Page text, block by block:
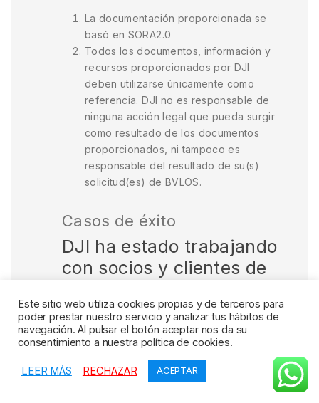
La documentación proporcionada se
basó en SORA2.0
Todos los documentos, información y
recursos proporcionados por DJI
deben utilizarse únicamente como
referencia. DJI no es responsable de
ninguna acción legal que pueda surgir
como resultado de los documentos
proporcionados, ni tampoco es
responsable del resultado de su(s)
solicitud(es) de BVLOS.
Casos de éxito
DJI ha estado trabajando
con socios y clientes de
ayudar a posibilitar la
adopción de soluciones
Dock; a continuación se
pueden ver algunos
Este sitio web utiliza cookies propias y de terceros para
poder prestar nuestro servicio y analizar tus hábitos de
navegación. Al pulsar el botón aceptar nos da su
consentimiento a nuestra política de cookies.
LEER MÁS RECHAZAR ACEPTAR